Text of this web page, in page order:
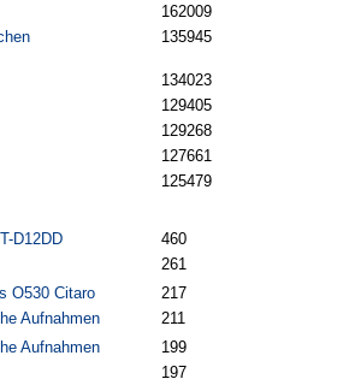
162009
135945
134023
129405
129268
127661
125479
D12DD
460
261
O530 Citaro
217
Aufnahmen
211
Aufnahmen
199
197